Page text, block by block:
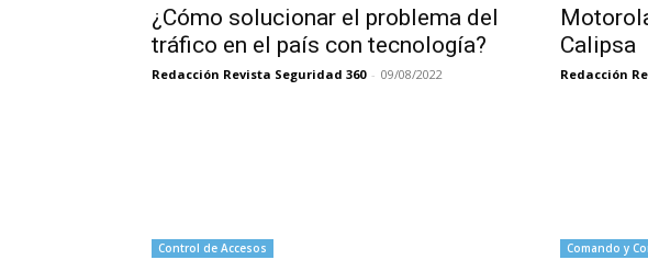
¿Cómo solucionar el problema del
tráfico en el país con tecnología?
Redacción Revista Seguridad 360 - 09/08/2022
Calipsa
Redacción
Control de Accesos Comando y